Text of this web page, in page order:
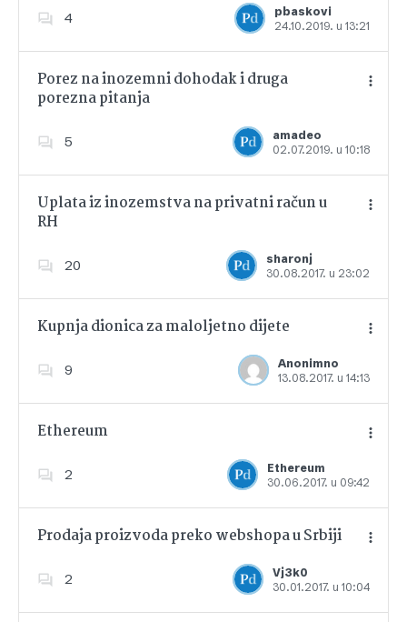
4
pbaskovi
24.10.2019. u 13:21
Dodajte u favorite
Porez na inozemni dohodak i druga
porezna pitanja
5
amadeo
02.07.2019. u 10:18
Dodajte u favorite
Uplata iz inozemstva na privatni račun u
RH
20
sharonj
30.08.2017. u 23:02
Dodajte u favorite
Kupnja dionica za maloljetno dijete
9
Anonimno
13.08.2017. u 14:13
Dodajte u favorite
Ethereum
2
Ethereum
30.06.2017. u 09:42
Dodajte u favorite
Prodaja proizvoda preko webshopa u Srbiji
2
Vj3k0
30.01.2017. u 10:04
Dodajte u favorite